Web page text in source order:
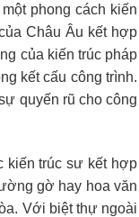
phong cách kiến
Châu Âu kết hợp
của kiến trúc pháp
kết cấu công trình.
quyến rũ cho công
kiến trúc sư kết hợp
gờ hay hoa văn
Với biệt thự ngoài